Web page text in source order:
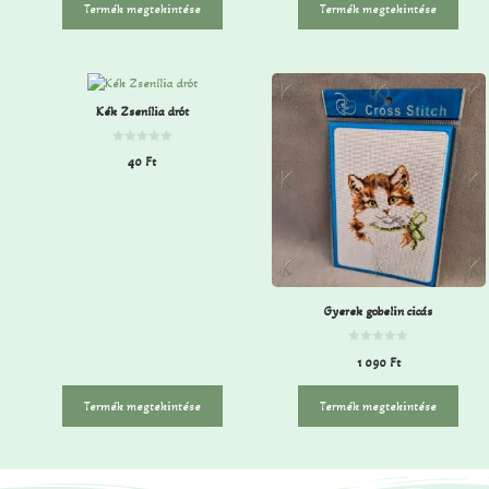
b
l
Termék megtekintése
b
l
Termék megtekintése
Kék Zsenília drót
40 Ft
Termék megtekintése
Gyerek gobelin cicás
5
b
l
1 090 Ft
Termék megtekintése